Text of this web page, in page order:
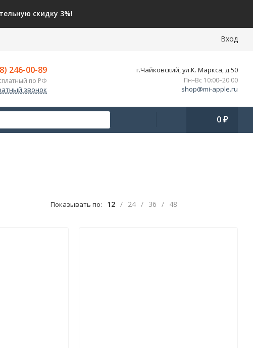
скидку 3%!
Вход
246-00-89
по РФ
звонок
г.Чайковский, ул.К. Маркса, д.50
Пн–Вс 10:00–20:00
shop@mi-apple.ru
0 ₽
Показывать по: 12 / 24 / 36 / 48